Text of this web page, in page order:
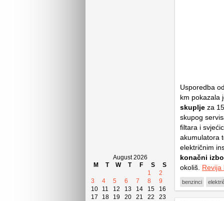
August 2026
M
T W T F S
S
1
2
3
4 5 6 7 8
9
10
11 12 13 14 15
16
17
18 19 20 21 22
23
Usporedba
km pokazala
skuplje za
skupog
filtara i
akumulatora
električnim
konačni
okoliš. Revija
benzinci